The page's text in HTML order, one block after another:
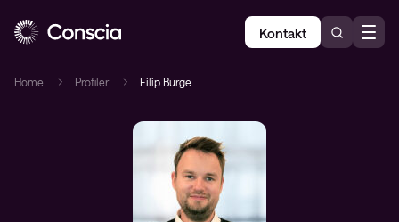
Kontakt
Home Profiler Filip Burge